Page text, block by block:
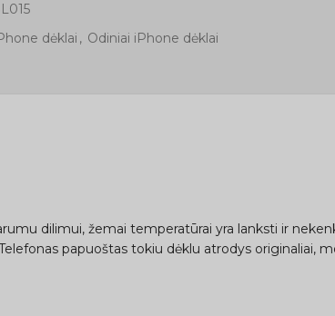
dėklai , Odiniai iPhone dėklai
dilimui, žemai temperatūrai yra lanksti ir
papuoštas tokiu dėklu atrodys originaliai,